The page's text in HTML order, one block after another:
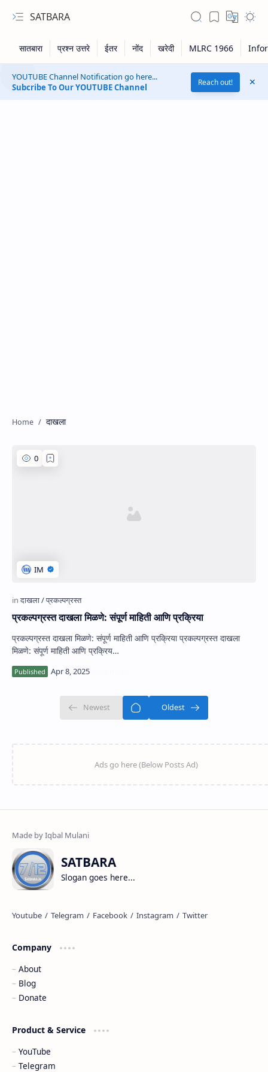
SATBARA
YOUTUBE Channel Notification go here...
Subcribe To Our YOUTUBE Channel
Reach out!
दाखला
प्रकल्पग्रस्त दाखला मिळणे: संपूर्ण माहिती आणि प्रक्रिया
प्रकल्पग्रस्त दाखला मिळणे: संपूर्ण माहिती आणि प्रक्रिया प्रकल्पग्रस्त दाखला
मिळणे: संपूर्ण माहिती आणि प्रक्रिय…
SATBARA
Slogan goes here...
Company
About
Blog
Donate
Product & Service
YouTube
Telegram